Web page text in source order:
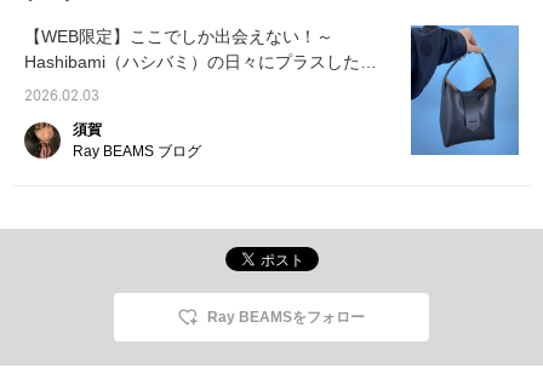
【WEB限定】ここでしか出会えない！～
Hashibami（ハシバミ）の日々にプラスしたい
アイテムPickUp～
2026.02.03
須賀
Ray BEAMS ブログ
Ray BEAMSをフォロー